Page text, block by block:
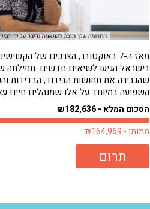
מאז ה-7 באוקטובר, הצרכים של
בישראל הגיעו לשיאים חדשים.
שהגבירה את תחושות הבידוד, הבדידות
השפיעה במיוחד על אלו שמנהלים חיים
להסתדר לבד גדולים עכשיו מאי פעם.
קר באופן בלתי צפוי רק החמיר...
הסכום המלא - ₪182,636
ממומן - ₪164,969
תרום